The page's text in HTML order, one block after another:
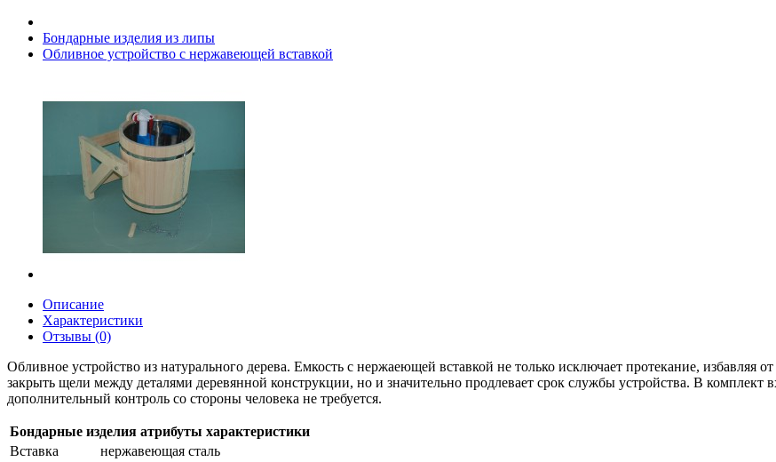
Бондарные изделия из липы
Обливное устройство с нержавеющей вставкой
Описание
Характеристики
Отзывы (0)
Обливное устройство из натурального дерева. Емкость с нержаеющей вставкой не только исключает протекание, избавляя
закрыть щели между деталями деревянной конструкции, но и значительно продлевает срок службы устройства. В комплект
дополнительный контроль со стороны человека не требуется.
Бондарные изделия атрибуты характеристики
Вставка
нержавеющая сталь